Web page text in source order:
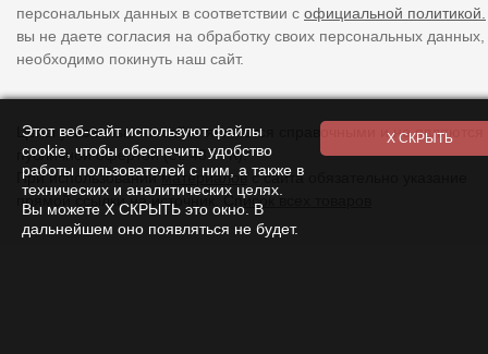
персональных данных в соответствии с официальной политикой.
вы не даете согласия на обработку своих персональных
необходимо покинуть наш сайт.
Цены указанные на сайте являются справочными и не являются
публичной офертой (ст. 437 ГК).
При использованииматериалов с сайта обязательно указание
прямой ссылки на источник.Список всех товаров
Этот веб-сайт используют файлы
cookie, чтобы обеспечить удобство
работы пользователей с ним, а также в
технических и аналитических целях.
Вы можете Х СКРЫТЬ это окно. В
дальнейшем оно появляться не будет.